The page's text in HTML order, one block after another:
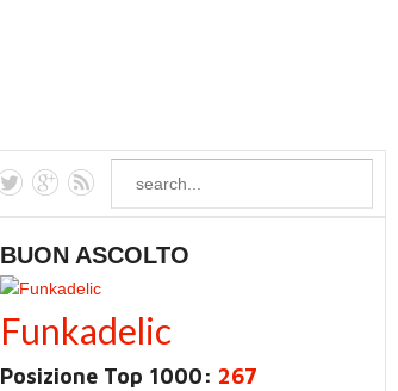
BUON ASCOLTO
Funkadelic
Posizione Top 1000: 267